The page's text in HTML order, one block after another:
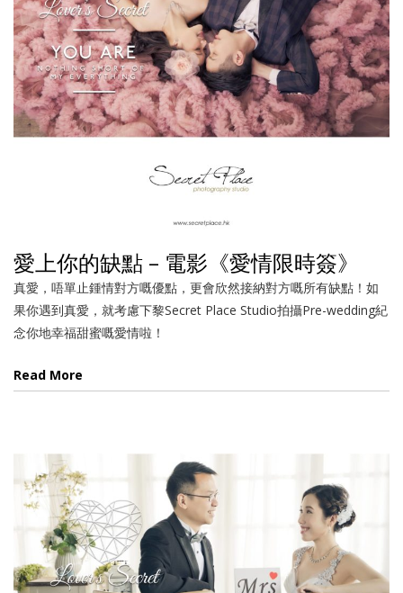
愛上你的缺點 – 電影《愛情限時簽》
真愛，唔單止鍾情對方嘅優點，更會欣然接納對方嘅所有缺點！如
果你遇到真愛，就考慮下黎Secret Place Studio拍攝Pre-wedding紀
念你地幸福甜蜜嘅愛情啦！
Read More